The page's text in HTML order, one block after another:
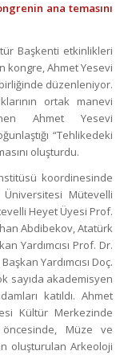
ana temasını
Başkenti etkinlikleri
kongre, Ahmet Yesevi
düzenleniyor.
ortak manevi
Ahmet Yesevi
“Tehlikedeki
oluşturdu.
koordinesinde
Mütevelli
Heyet Üyesi Prof.
Abdibekov, Atatürk
Yardımcısı Prof. Dr.
Yardımcısı Doç.
sayıda akademisyen
katıldı. Ahmet
Kültür Merkezinde
öncesinde, Müze ve
oluşturulan Arkeoloji